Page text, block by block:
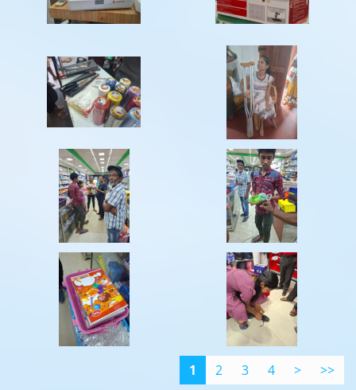
1 2 3 4 > >>